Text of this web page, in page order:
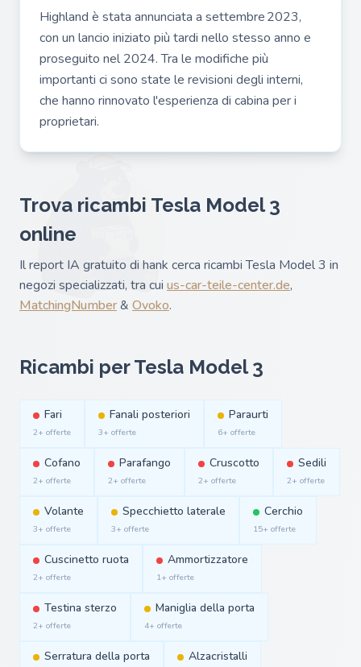
Highland è stata annunciata a settembre 2023,
con un lancio iniziato più tardi nello stesso anno e
proseguito nel 2024. Tra le modifiche più
importanti ci sono state le revisioni degli interni,
che hanno rinnovato l'esperienza di cabina per i
proprietari.
Trova ricambi Tesla Model 3
online
Il report IA gratuito di hank cerca ricambi Tesla Model 3 in
negozi specializzati, tra cui us-car-teile-center.de,
MatchingNumber& Ovoko.
Ricambi per Tesla Model 3
Fari
2+ offerte
Fanali posteriori
3+ offerte
Paraurti
6+ offerte
Cofano
2+ offerte
Parafango
2+ offerte
Cruscotto
2+ offerte
Sedili
2+ offerte
Volante
3+ offerte
Specchietto laterale
3+ offerte
Cerchio
15+ offerte
Cuscinetto ruota
2+ offerte
Ammortizzatore
1+ offerte
Testina sterzo
2+ offerte
Maniglia della porta
4+ offerte
Serratura della porta Alzacristalli